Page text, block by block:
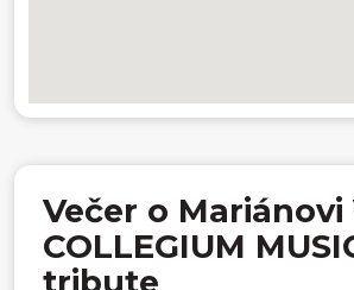
Večer o Mariánovi
COLLEGIUM
tribute